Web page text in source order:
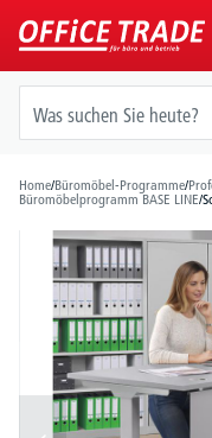
springen
Home/Büromöbel-Programme/
Büromöbelprogramm BASE LINE/
Bildergalerie überspringen